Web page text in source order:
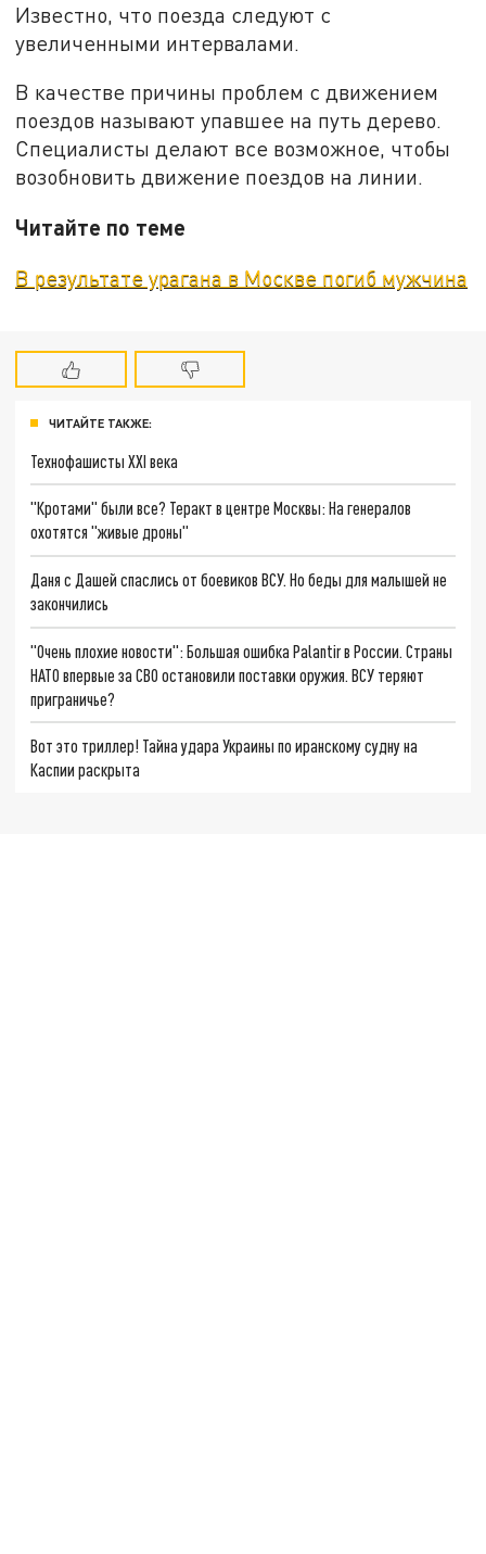
Известно, что поезда следуют с
увеличенными интервалами.
В качестве причины проблем с движением
поездов называют упавшее на путь дерево.
Специалисты делают все возможное, чтобы
возобновить движение поездов на линии.
Читайте по теме
В результате урагана в Москве погиб мужчина
ЧИТАЙТЕ ТАКЖЕ:
Технофашисты XXI века
"Кротами" были все? Теракт в центре Москвы: На генералов
охотятся "живые дроны"
Даня с Дашей спаслись от боевиков ВСУ. Но беды для малышей не
закончились
"Очень плохие новости": Большая ошибка Palantir в России. Страны
НАТО впервые за СВО остановили поставки оружия. ВСУ теряют
приграничье?
Вот это триллер! Тайна удара Украины по иранскому судну на
Каспии раскрыта